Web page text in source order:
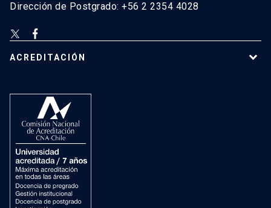
Dirección de Postgrado: +56 2 2354 4028
ACREDITACIÓN